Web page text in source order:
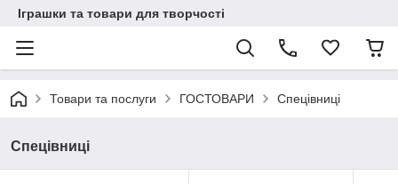
Іграшки та товари для творчості
Товари та послуги ГОСТОВАРИ Спецівниці
Спецівниці